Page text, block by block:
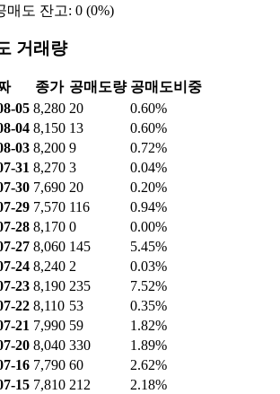
매도 잔고: 0 (0%)
거래량
종가 공매도량 공매도비중
05 8,280 20
0.60%
04 8,150 13
0.60%
03 8,200 9
0.72%
31 8,270 3
0.04%
30 7,690 20
0.20%
29 7,570 116
0.94%
28 8,170 0
0.00%
27 8,060 145
5.45%
24 8,240 2
0.03%
23 8,190 235
7.52%
22 8,110 53
0.35%
21 7,990 59
1.82%
20 8,040 330
1.89%
16 7,790 60
2.62%
15 7,810 212
2.18%